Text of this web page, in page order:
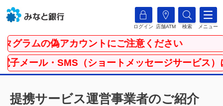
ログイン 店舗ATM 検索 メニュー
ラムの偽アカウントにご注意ください
ル・SMS（ショートメッセージサービス）にご注
提携サービス運営事業者のご紹介